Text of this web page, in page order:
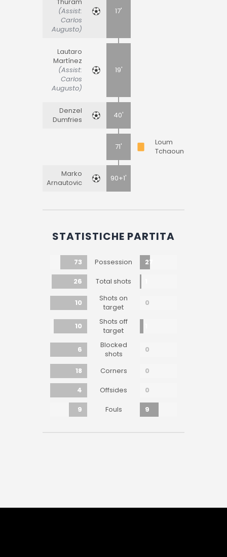
(Assist:
Carlos
Augusto)
17'
Lautaro
Martínez
(Assist:
Carlos
Augusto)
19'
Denzel
Dumfries
40'
71'
Loum
Tchaouna
Marko
Arnautovic
90+1'
STATISTICHE PARTITA
73 Possession
27
26
Total shots
10
Shots on
target
0
10
Shots off
target
6
Blocked
shots
0
18 Corners
0
4
Offsides
0
9
Fouls 9